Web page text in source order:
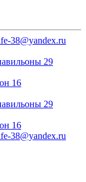
38@yandex.ru
29
16
29
16
38@yandex.ru